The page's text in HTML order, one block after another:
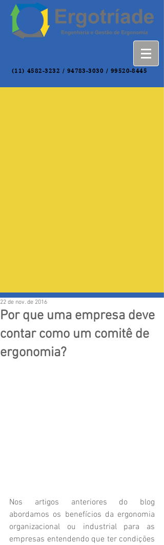
(11) 4582-3232 / 94783-3030 / 99520-8445
Por que uma empresa deve
contar como um comitê de
ergonomia?
22 de nov. de 2016
Nos artigos anteriores do blog
abordamos os benefícios da ergonomia
organizacional ou industrial para as
empresas entendendo que ter condições